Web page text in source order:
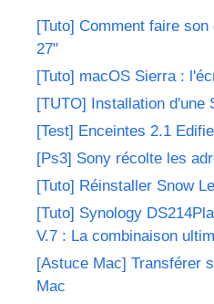
[Tuto] Comment faire
27"
[Tuto] macOS Sierra :
[TUTO] Installation d'une
[Test] Enceintes 2.1
[Ps3] Sony récolte les
[Tuto] Réinstaller Snow
[Tuto] Synology
V.7 : La combinaison
[Astuce Mac] Transférer
Mac